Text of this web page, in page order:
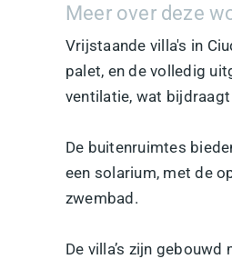
Meer over deze
Vrijstaande villa's in
palet, en de volledig
ventilatie, wat
De buitenruimtes
een solarium, met de
zwembad.
De villa’s zijn